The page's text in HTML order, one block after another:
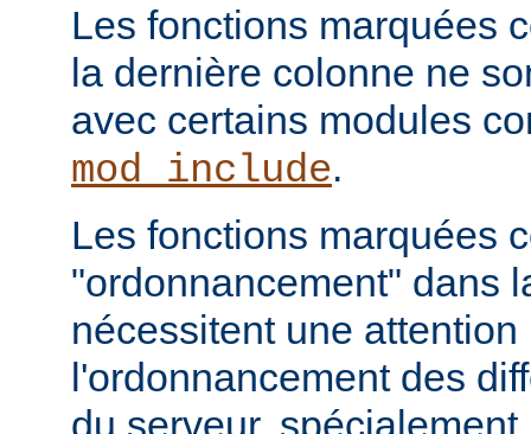
Les fonctions marquées
la dernière colonne ne
avec certains modules
mod_include.
Les fonctions marquées
"ordonnancement" dans
nécessitent une
l'ordonnancement des
du serveur,